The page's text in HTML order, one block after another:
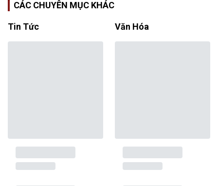
CÁC CHUYÊN MỤC KHÁC
Tin Tức Văn Hóa